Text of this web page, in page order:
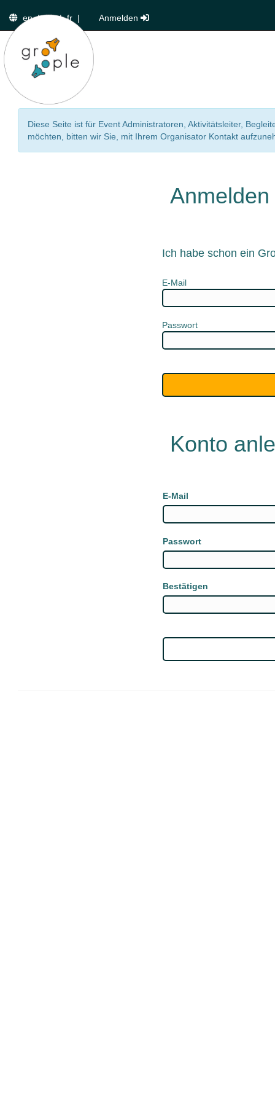
en|de|fr | Anmelden
Diese Seite ist für Event Administratoren, Aktivitätsleiter,
möchten, bitten wir Sie, mit Ihrem Organisator Kontakt
Anmelden
Ich habe schon ein
E-Mail
Passwort
Konto
E-Mail
Passwort
Bestätigen